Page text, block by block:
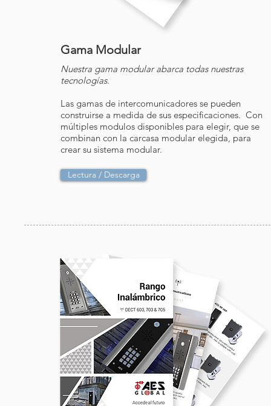
Gama Modular
Nuestra gama modular abarca todas nuestras
tecnologías.
Las gamas de intercomunicadores se pueden
construirse a medida de sus especificaciones. Con
múltiples modulos disponibles para elegir, que se
combinan con la carcasa modular elegida, para
crear su sistema modular.
Lectura / Descarga